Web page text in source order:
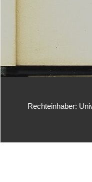
Rechteinhaber: